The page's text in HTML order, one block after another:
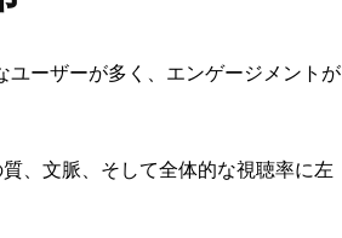
ユーザーが多く、エンゲージメントが
、文脈、そして全体的な視聴率に左